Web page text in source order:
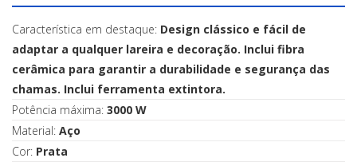
Característica em destaque: Design clássico e fácil de
adaptar a qualquer lareira e decoração. Inclui fibra
cerâmica para garantir a durabilidade e segurança das
chamas. Inclui ferramenta extintora.
Potência máxima: 3000 W
Material: Aço
Cor: Prata